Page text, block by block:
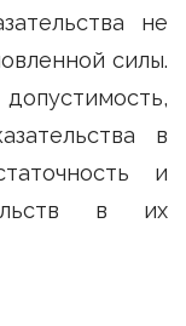
не
силы.
в
и
в их